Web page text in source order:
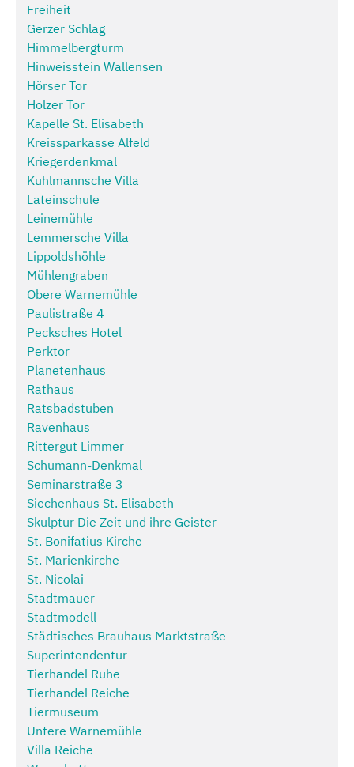
Freiheit
Gerzer Schlag
Himmelbergturm
Hinweisstein Wallensen
Hörser Tor
Holzer Tor
Kapelle St. Elisabeth
Kreissparkasse Alfeld
Kriegerdenkmal
Kuhlmannsche Villa
Lateinschule
Leinemühle
Lemmersche Villa
Lippoldshöhle
Mühlengraben
Obere Warnemühle
Paulistraße 4
Pecksches Hotel
Perktor
Planetenhaus
Rathaus
Ratsbadstuben
Ravenhaus
Rittergut Limmer
Schumann-Denkmal
Seminarstraße 3
Siechenhaus St. Elisabeth
Skulptur Die Zeit und ihre Geister
St. Bonifatius Kirche
St. Marienkirche
St. Nicolai
Stadtmauer
Stadtmodell
Städtisches Brauhaus Marktstraße
Superintendentur
Tierhandel Ruhe
Tierhandel Reiche
Tiermuseum
Untere Warnemühle
Villa Reiche